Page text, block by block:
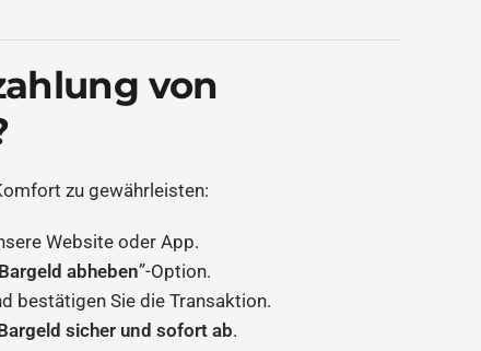
von
zu gewährleisten:
Website oder App.
Bargeld abheben”-Option.
bestätigen Sie die Transaktion.
sicher und sofort ab.